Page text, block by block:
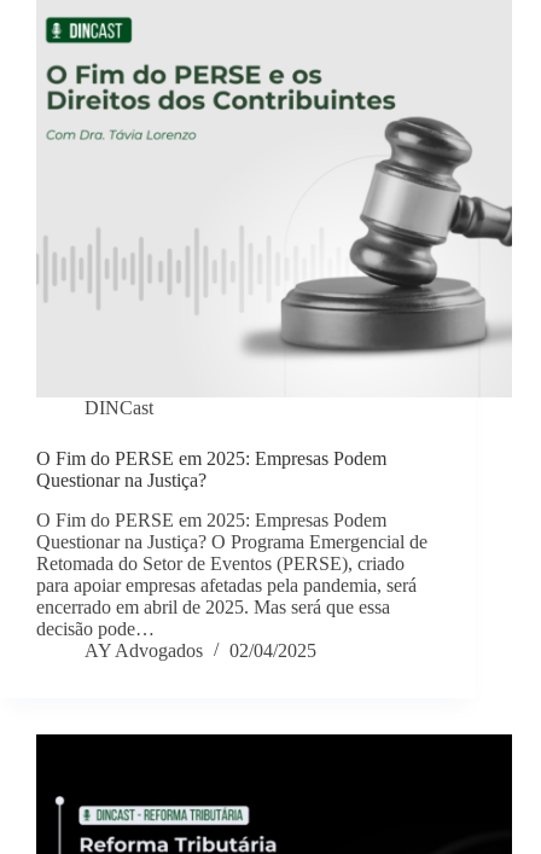
DINCast
O Fim do PERSE em 2025: Empresas Podem
Questionar na Justiça?
O Fim do PERSE em 2025: Empresas Podem
Questionar na Justiça? O Programa Emergencial de
Retomada do Setor de Eventos (PERSE), criado
para apoiar empresas afetadas pela pandemia, será
encerrado em abril de 2025. Mas será que essa
decisão pode…
AY Advogados
02/04/2025